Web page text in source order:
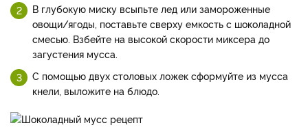
В глубокую миску всыпьте лед или замороженные
овощи/ягоды, поставьте сверху емкость с шоколадной
смесью. Взбейте на высокой скорости миксера до
загустения мусса.
С помощью двух столовых ложек сформуйте из мусса
кнели, выложите на блюдо.